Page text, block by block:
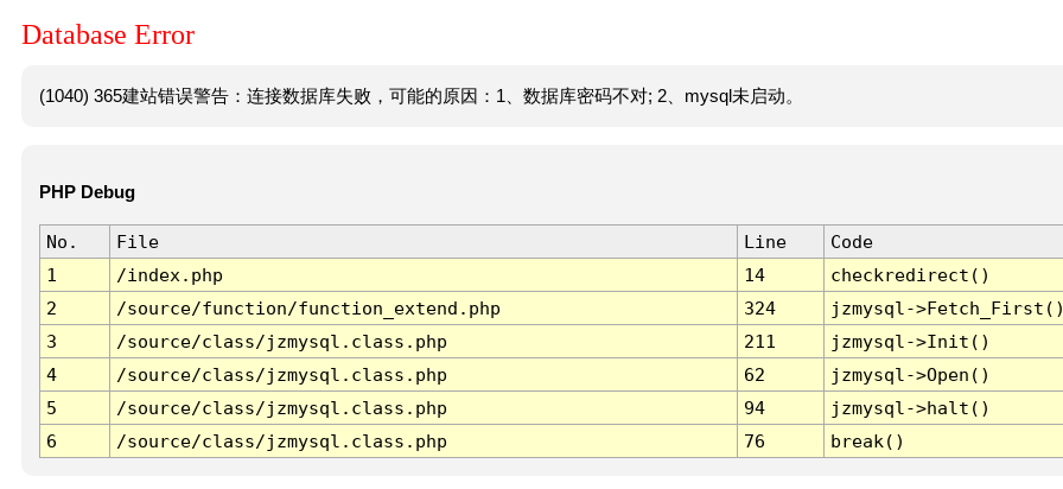
Database Error
(1040) 365建站错误警告：连接数据库失败，可能的原因：1、数据库密码不对; 2、mysql未启动。
PHP Debug
No. File Line
Code
1
/index.php 14
checkredirect()
2
/source/function/function_extend.php 324
jzmysql-
3
/source/class/jzmysql.class.php 211
jzmysql->Init()
4
/source/class/jzmysql.class.php 62
jzmysql->Open()
5
/source/class/jzmysql.class.php 94
jzmysql->halt()
6
/source/class/jzmysql.class.php 76 break()